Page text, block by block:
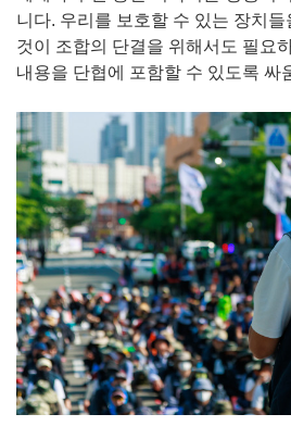
니다. 우리를 보호할 수 있는 장치
것이 조합의 단결을 위해서도 필요
내용을 단협에 포함할 수 있도록 싸